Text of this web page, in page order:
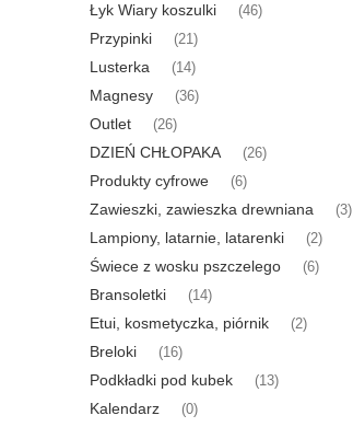
Łyk Wiary koszulki (46)
Przypinki (21)
Lusterka (14)
Magnesy (36)
Outlet (26)
DZIEŃ CHŁOPAKA (26)
Produkty cyfrowe (6)
Zawieszki, zawieszka drewniana (3)
Lampiony, latarnie, latarenki (2)
Świece z wosku pszczelego (6)
Bransoletki (14)
Etui, kosmetyczka, piórnik (2)
Breloki (16)
Podkładki pod kubek (13)
Kalendarz (0)